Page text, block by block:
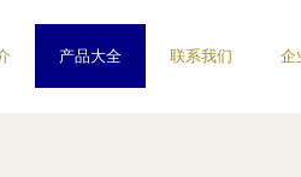
产品大全 联系我们 企